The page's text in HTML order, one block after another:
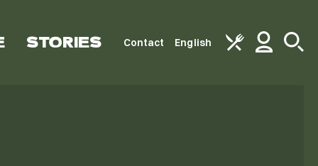
STORIES Contact English